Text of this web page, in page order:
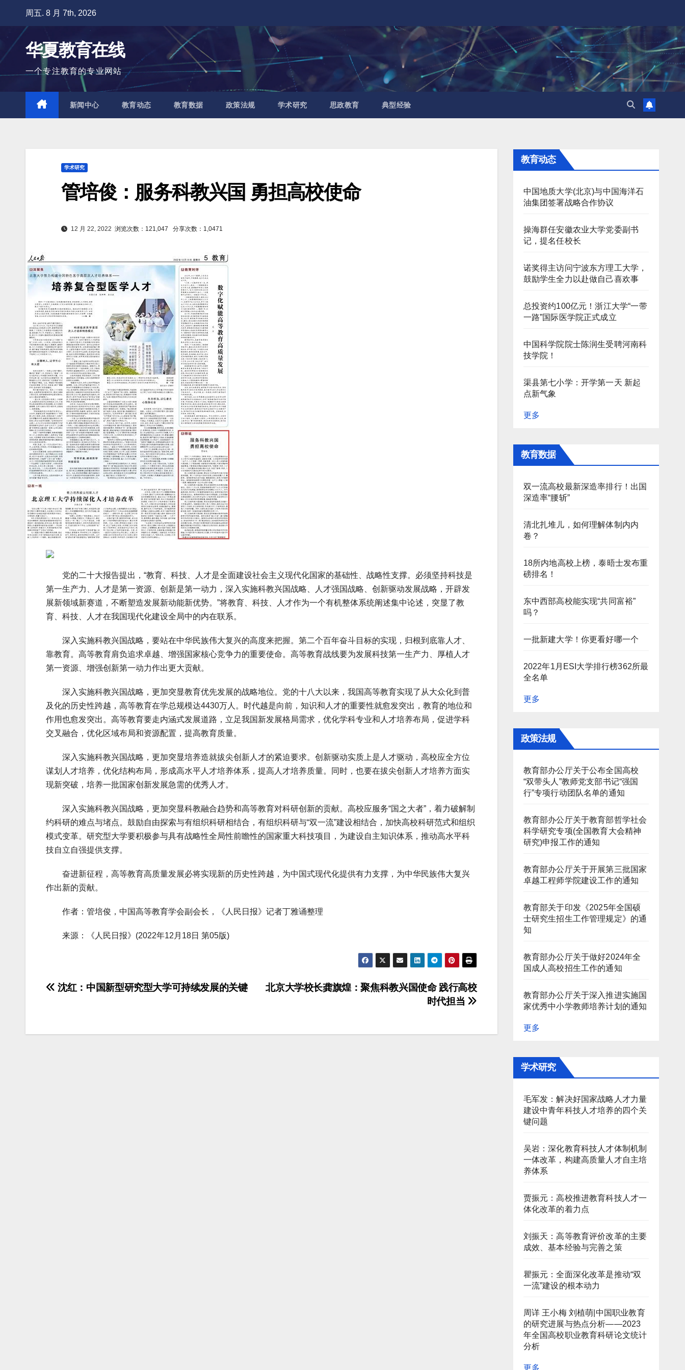
容
周五. 8 月 7th, 2026
华夏教育在线
一个专注教育的专业网站
新闻中心 教育动态 教育数据 政策法规 学术研究 思政教育 典型经验
学术研究
管培俊：服务科教兴国 勇担高校使命
12 月 22, 2022 浏览次数：121,047 分享次数：1,0471
党的二十大报告提出，“教育、科技、人才是全面建设社会主义现代化国家的基础性、战略性支撑。必须坚持科技是
第一生产力、人才是第一资源、创新是第一动力，深入实施科教兴国战略、人才强国战略、创新驱动发展战略，开辟发
展新领域新赛道，不断塑造发展新动能新优势。”将教育、科技、人才作为一个有机整体系统阐述集中论述，突显了教
育、科技、人才在我国现代化建设全局中的内在联系。
深入实施科教兴国战略，要站在中华民族伟大复兴的高度来把握。第二个百年奋斗目标的实现，归根到底靠人才、
靠教育。高等教育肩负追求卓越、增强国家核心竞争力的重要使命。高等教育战线要为发展科技第一生产力、厚植人才
第一资源、增强创新第一动力作出更大贡献。
深入实施科教兴国战略，更加突显教育优先发展的战略地位。党的十八大以来，我国高等教育实现了从大众化到普
及化的历史性跨越，高等教育在学总规模达4430万人。时代越是向前，知识和人才的重要性就愈发突出，教育的地位和
作用也愈发突出。高等教育要走内涵式发展道路，立足我国新发展格局需求，优化学科专业和人才培养布局，促进学科
交叉融合，优化区域布局和资源配置，提高教育质量。
深入实施科教兴国战略，更加突显培养造就拔尖创新人才的紧迫要求。创新驱动实质上是人才驱动，高校应全方位
谋划人才培养，优化结构布局，形成高水平人才培养体系，提高人才培养质量。同时，也要在拔尖创新人才培养方面实
现新突破，培养一批国家创新发展急需的优秀人才。
深入实施科教兴国战略，更加突显科教融合趋势和高等教育对科研创新的贡献。高校应服务“国之大者”，着力破解制
约科研的难点与堵点。鼓励自由探索与有组织科研相结合，有组织科研与“双一流”建设相结合，加快高校科研范式和组织
模式变革。研究型大学要积极参与具有战略性全局性前瞻性的国家重大科技项目，为建设自主知识体系，推动高水平科
技自立自强提供支撑。
奋进新征程，高等教育高质量发展必将实现新的历史性跨越，为中国式现代化提供有力支撑，为中华民族伟大复兴
作出新的贡献。
作者：管培俊，中国高等教育学会副会长，《人民日报》记者丁雅诵整理
来源：《人民日报》(2022年12月18日 第05版)
文
导
北京大学校长龚旗煌：聚焦科教兴国使命 践行高校
时代担当
沈红：中国新型研究型大学可持续发展的关键
教育动态
中国地质大学(北京)与中国海洋石
油集团签署战略合作协议
操海群任安徽农业大学党委副书
记，提名任校长
诺奖得主访问宁波东方理工大学，
鼓励学生全力以赴做自己喜欢事
总投资约100亿元！浙江大学“一带
一路”国际医学院正式成立
中国科学院院士陈润生受聘河南科
技学院！
渠县第七小学：开学第一天 新起
点新气象
更多
教育数据
双一流高校最新深造率排行！出国
深造率“腰斩”
清北扎堆儿，如何理解体制内内
卷？
18所内地高校上榜，泰晤士发布重
磅排名！
东中西部高校能实现“共同富裕”
吗？
一批新建大学！你更看好哪一个
2022年1月ESI大学排行榜362所最
全名单
更多
政策法规
教育部办公厅关于公布全国高校
“双带头人”教师党支部书记“强国
行”专项行动团队名单的通知
教育部办公厅关于教育部哲学社会
科学研究专项(全国教育大会精神
研究)申报工作的通知
教育部办公厅关于开展第三批国家
卓越工程师学院建设工作的通知
教育部关于印发《2025年全国硕
士研究生招生工作管理规定》的通
知
教育部办公厅关于做好2024年全
国成人高校招生工作的通知
教育部办公厅关于深入推进实施国
家优秀中小学教师培养计划的通知
更多
学术研究
毛军发：解决好国家战略人才力量
建设中青年科技人才培养的四个关
键问题
吴岩：深化教育科技人才体制机制
一体改革，构建高质量人才自主培
养体系
贾振元：高校推进教育科技人才一
体化改革的着力点
刘振天：高等教育评价改革的主要
成效、基本经验与完善之策
瞿振元：全面深化改革是推动“双
一流”建设的根本动力
周详 王小梅 刘植萌|中国职业教育
的研究进展与热点分析——2023
年全国高校职业教育科研论文统计
分析
更多